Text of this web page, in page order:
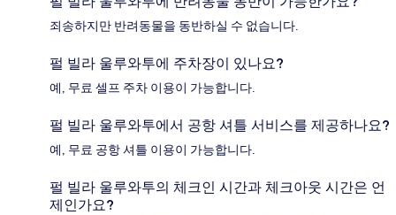
죄송하지만 반려동물을 동반하실 수 없습니다.
펄 빌라 울루와투에 주차장이 있나요?
예, 무료 셀프 주차 이용이 가능합니다.
펄 빌라 울루와투에서 공항 셔틀 서비스를 제공하나요?
예, 무료 공항 셔틀 이용이 가능합니다.
펄 빌라 울루와투의 체크인 시간과 체크아웃 시간은 언
제인가요?